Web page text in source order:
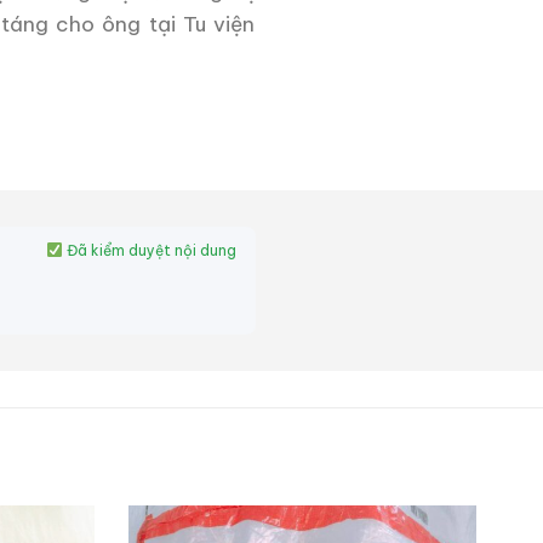
cho ông tại Tu viện
với các chương ngắn
đáo và một chiếc hộp
Đã kiểm duyệt nội dung